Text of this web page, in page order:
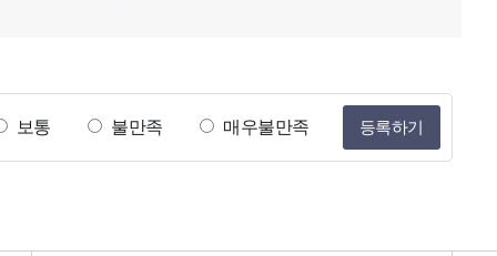
보통 불만족 매우불만족 등록하기